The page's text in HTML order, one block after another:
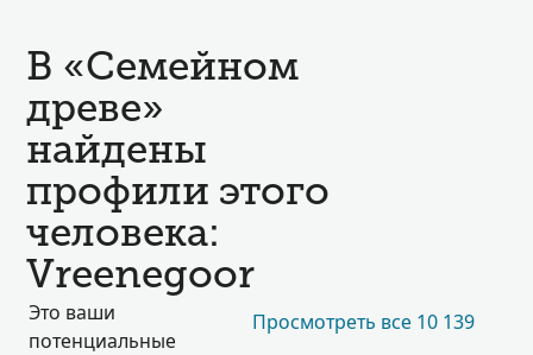
В «Семейном
древе»
найдены
профили этого
человека:
Vreenegoor
Это ваши
потенциальные
Просмотреть все 10 139